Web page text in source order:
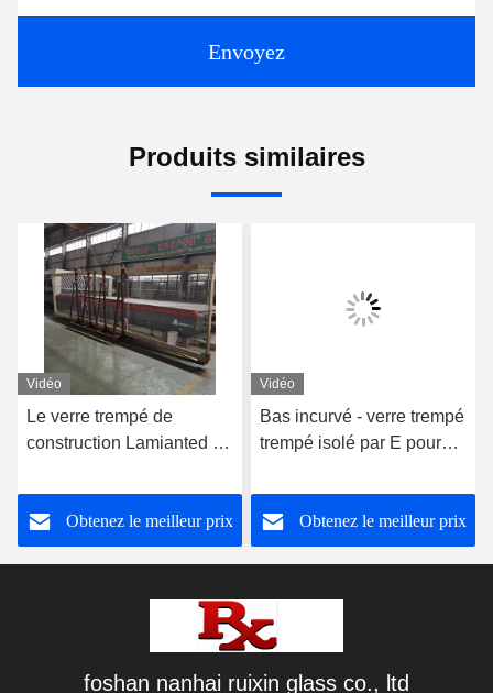
Envoyez
Produits similaires
Vidéo
Le verre trempé de
construction Lamianted de
supplémentaire mure
l'épaisseur de 8mm
Obtenez le meilleur prix
Vidéo
Bas incurvé - verre trempé
trempé isolé par E pour
Obtenez le meilleur prix
foshan nanhai ruixin glass co., ltd